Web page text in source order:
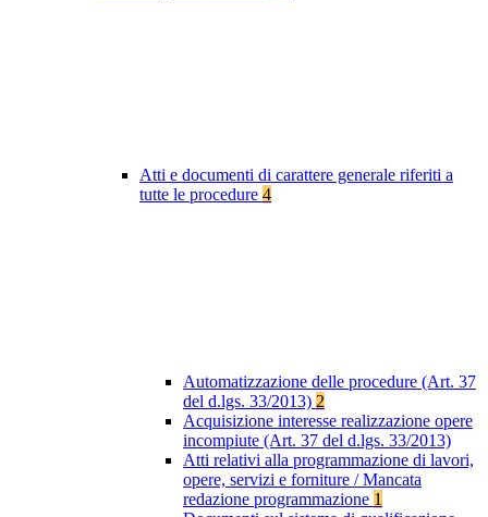
Atti e documenti di carattere generale riferiti a
tutte le procedure 4
Automatizzazione delle procedure (Art. 37
del d.lgs. 33/2013) 2
Acquisizione interesse realizzazione opere
incompiute (Art. 37 del d.lgs. 33/2013)
Atti relativi alla programmazione di lavori,
opere, servizi e forniture / Mancata
redazione programmazione 1